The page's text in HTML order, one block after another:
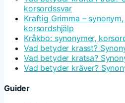
korsordssvar
Kraftig Grimma –
korsordshjälp
Kråkbo: synonymer,
Vad betyder krasst?
Vad betyder kratsa?
Vad betyder kräver?
Guider